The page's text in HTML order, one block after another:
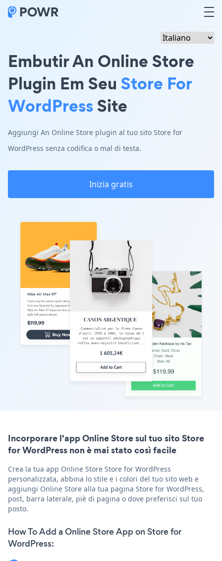
Embutir An Online Store
Plugin Em Seu Store For
WordPressSite
Aggiungi An Online Store plugin al tuo sito Store for
WordPress senza codifica o mal di testa.
Inizia gratis
Incorporare l'app Online Store sul tuo sito Store
for WordPress non è mai stato così facile
Crea la tua app Online Store Store for WordPress
personalizzata, abbina lo stile e i colori del tuo sito web e
aggiungi Online Store alla tua pagina Store for WordPress,
post, barra laterale, piè di pagina o dove preferisci sul tuo
posto.
How To Add a Online Store App on Store for
WordPress: